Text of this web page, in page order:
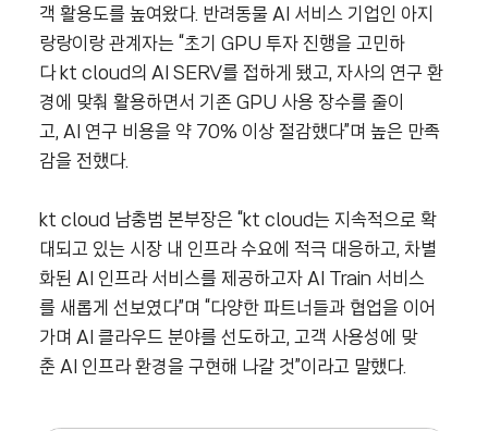
객 활용도를 높여왔다. 반려동물 AI 서비스 기업인 아지
랑랑이랑 관계자는 “초기 GPU 투자 진행을 고민하
다 kt cloud의 AI SERV를 접하게 됐고, 자사의 연구 환
경에 맞춰 활용하면서 기존 GPU 사용 장수를 줄이
고, AI 연구 비용을 약 70% 이상 절감했다”며 높은 만족
감을 전했다.
kt cloud 남충범 본부장은 “kt cloud는 지속적으로 확
대되고 있는 시장 내 인프라 수요에 적극 대응하고, 차별
화된 AI 인프라 서비스를 제공하고자 AI Train 서비스
를 새롭게 선보였다”며 “다양한 파트너들과 협업을 이어
가며 AI 클라우드 분야를 선도하고, 고객 사용성에 맞
춘 AI 인프라 환경을 구현해 나갈 것”이라고 말했다.